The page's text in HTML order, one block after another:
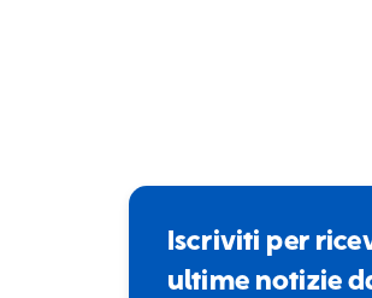
Iscriviti per
ultime notizie